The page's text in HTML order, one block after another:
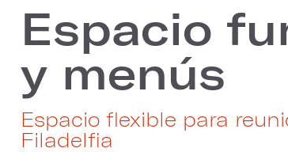
Espacio
y menús
Espacio flexible para
Filadelfia